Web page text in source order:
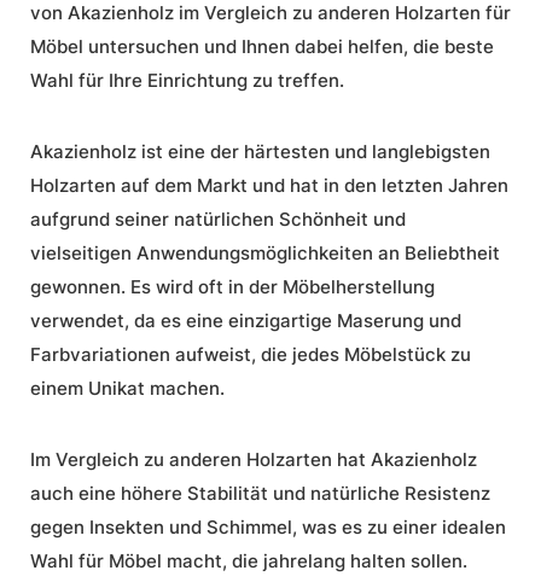
von Akazienholz im Vergleich zu anderen Holzarten für
Möbel untersuchen und Ihnen dabei helfen, die beste
Wahl für Ihre Einrichtung zu treffen.
Akazienholz ist eine der härtesten und langlebigsten
Holzarten auf dem Markt und hat in den letzten Jahren
aufgrund seiner natürlichen Schönheit und
vielseitigen Anwendungsmöglichkeiten an Beliebtheit
gewonnen. Es wird oft in der Möbelherstellung
verwendet, da es eine einzigartige Maserung und
Farbvariationen aufweist, die jedes Möbelstück zu
einem Unikat machen.
Im Vergleich zu anderen Holzarten hat Akazienholz
auch eine höhere Stabilität und natürliche Resistenz
gegen Insekten und Schimmel, was es zu einer idealen
Wahl für Möbel macht, die jahrelang halten sollen.